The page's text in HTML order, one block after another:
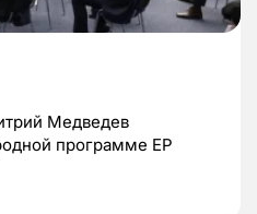
Медведев
программе ЕР